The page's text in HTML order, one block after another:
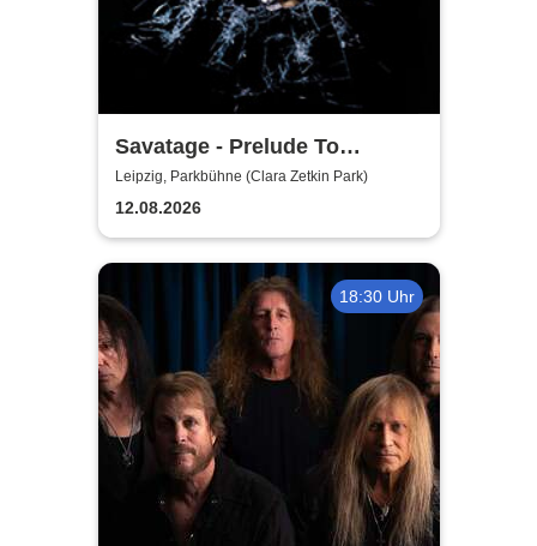
Savatage - Prelude To
Madness - Summer Tour 2026
Leipzig, Parkbühne (Clara Zetkin Park)
12.08.2026
18:30 Uhr